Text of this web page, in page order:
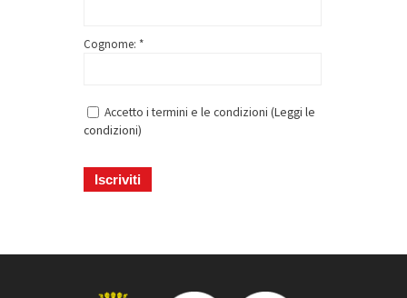
Cognome: *
Accetto i termini e le condizioni (Leggi le
condizioni)